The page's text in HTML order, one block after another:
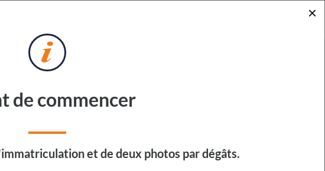
restent traités sous 48 h.
×
de commencer
et de deux photos par dégâts.